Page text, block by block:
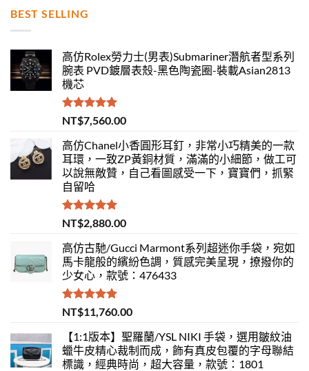
BEST SELLING
高仿Rolex勞力士(男表)Submariner潛航者型系列
腕表 PVD鍍層表殼-黑色陶瓷圈-裝載Asian2813
機芯
評分 5.00
滿分 5
NT$7,560.00
高仿Chanel小香圓形耳釘，非常小巧精美的一款
耳環，一致ZP黃銅材質，滿滿的小細節，做工可
以說無敵贊，自己看圖感受一下，寶寶們，抓緊
自留哈
評分 5.00
滿分 5
NT$2,880.00
高仿古馳/Gucci Marmont系列超迷你手袋，宛如
馬卡龍般的繽紛色調，質感完美呈現，撩撥你的
少女心，款號：476433
評分5.00
滿分 5
NT$11,760.00
【1:1版本】聖羅蘭/YSL NIKI 手袋，選用皺紋油
蠟牛皮精心裁制而成，飾有真皮包覆的字母聯結
標識，經典時尚，超大容量，款號：1801